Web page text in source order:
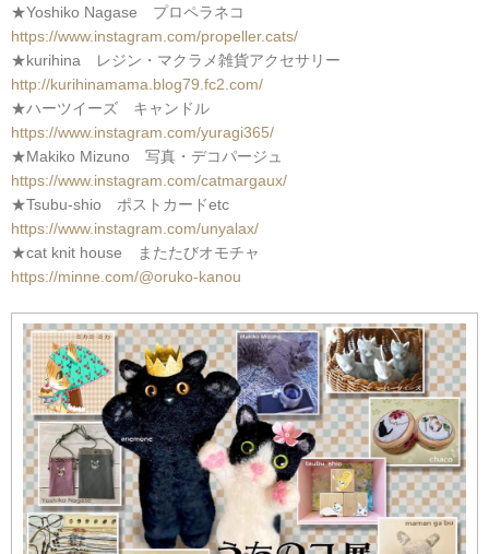
★Yoshiko Nagase プロペラネコ
https://www.instagram.com/propeller.cats/
★kurihina レジン・マクラメ雑貨アクセサリー
http://kurihinamama.blog79.fc2.com/
★ハーツイーズ キャンドル
https://www.instagram.com/yuragi365/
★Makiko Mizuno 写真・デコパージュ
https://www.instagram.com/catmargaux/
★Tsubu-shio ポストカードetc
https://www.instagram.com/unyalax/
★cat knit house またたびオモチャ
https://minne.com/@oruko-kanou